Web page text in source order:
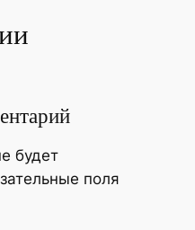
будет
поля